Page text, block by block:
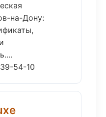
на-Дону:
54-10